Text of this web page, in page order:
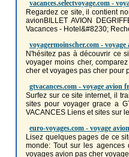
vacances.selectvoyage.com -
Regardez ce site, il contient
avion BILLET AVION
Vacances - Hotel&#8230;
voyagermoinscher.com - voyage
N'hésitez pas à découvrir ce
voyager moins cher, comparez
cher etvoyages pas cher pour
gtvacances.com - voyage avion
Surfez sur ce site internet, il
sites pour voyager grace a
VACANCES Liens et sites sur
euro-voyages.com - voyage
Lisez quelques pages de ce
monde: Tout sur les agences
voyages avion pas cher voyage